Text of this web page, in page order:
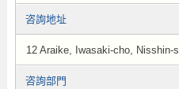
咨詢地址
12 Araike, Iwasaki-cho, Nisshin-
咨詢部門